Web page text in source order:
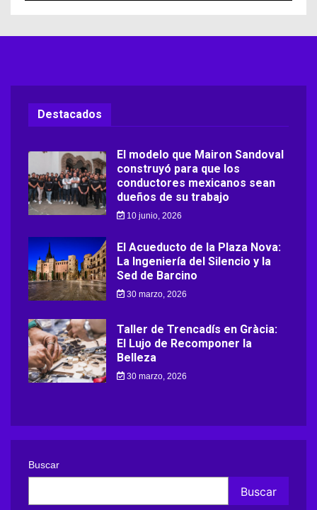
Destacados
El modelo que Mairon Sandoval
construyó para que los
conductores mexicanos sean
dueños de su trabajo
10 junio, 2026
El Acueducto de la Plaza Nova:
La Ingeniería del Silencio y la
Sed de Barcino
30 marzo, 2026
Taller de Trencadís en Gràcia:
El Lujo de Recomponer la
Belleza
30 marzo, 2026
Buscar
Buscar